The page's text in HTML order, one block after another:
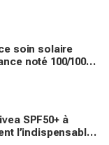
soin solaire
noté 100/100
SPF50+ à
l’indispensable